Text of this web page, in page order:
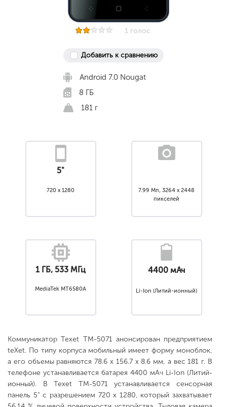
1 голос
Добавить к сравнению
Android 7.0 Nougat
8 ГБ
181 г
5"
720 x 1280
7.99 Мп, 3264 x 2448
пикселей
1 ГБ, 533 МГц
MediaTek MT6580A
4400 мАч
Li-Ion (Литий-ионный)
Коммуникатор Texet TM-5071 анонсирован предприятием
teXet. По типу корпуса мобильный имеет форму моноблок,
а его объемы равняются 78.6 x 156.7 x 8.6 мм, а вес 181 г. В
телефоне устанавливается батарея 4400 мАч Li-Ion (Литий-
ионный). В Texet TM-5071 устанавливается сенсорная
панель 5" с разрешением 720 x 1280, который захватывает